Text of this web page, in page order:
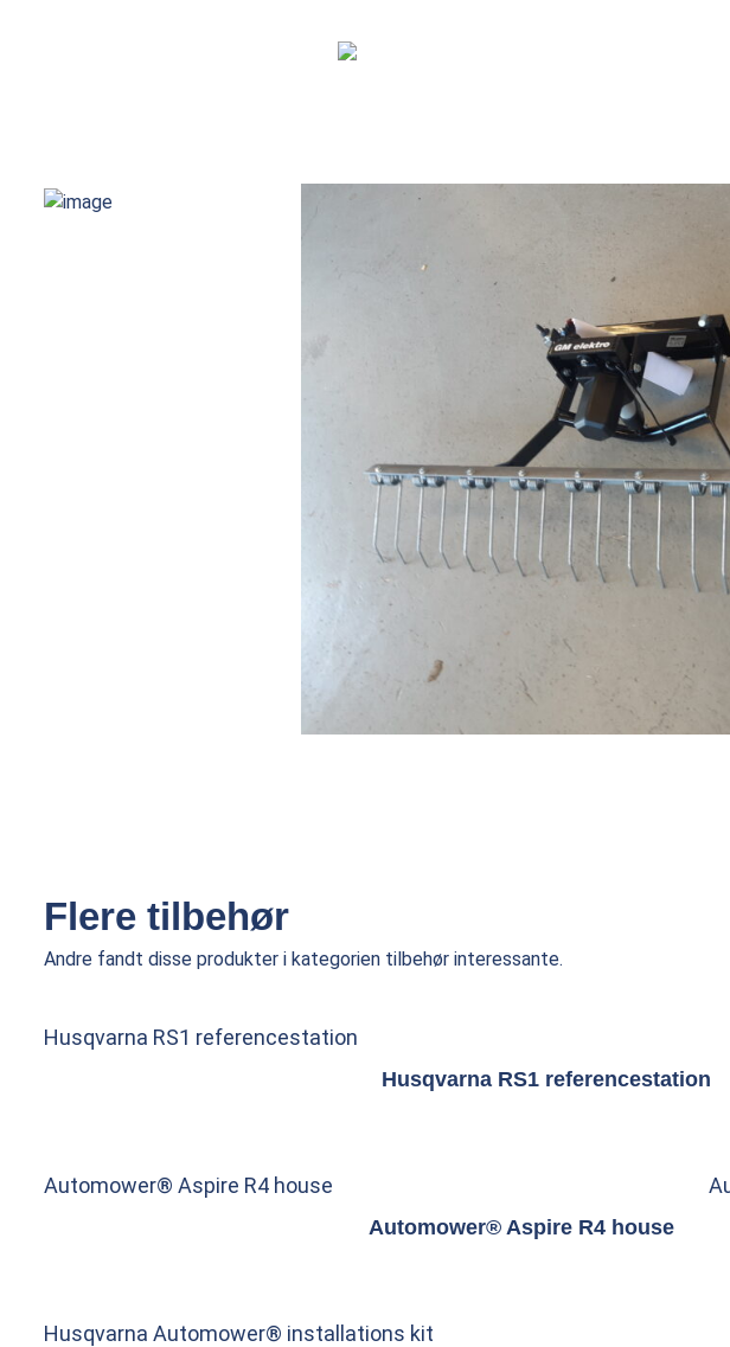
Flere tilbehør
Andre fandt disse produkter i kategorien tilbehør interessante.
Husqvarna RS1 referencestation
Husqvarna RS1 referencestation
Automower® Aspire R4 house
Automower® Aspire R4 house
Husqvarna Automower® installations kit